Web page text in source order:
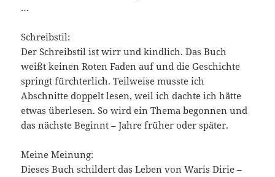
…
Schreibstil:
Der Schreibstil ist wirr und kindlich. Das Buch
weißt keinen Roten Faden auf und die Geschichte
springt fürchterlich. Teilweise musste ich
Abschnitte doppelt lesen, weil ich dachte ich hätte
etwas überlesen. So wird ein Thema begonnen und
das nächste Beginnt – Jahre früher oder später.
Meine Meinung:
Dieses Buch schildert das Leben von Waris Dirie –